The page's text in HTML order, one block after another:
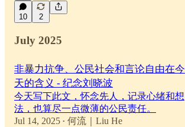
10 2
July 2025
非暴力抗争、公民社会和言论自由在今
天的含义 - 纪念刘晓波
今天写下此文，怀念先人，记录心绪和想
法，也算尽一点微薄的公民责任。
Jul 14, 2025 • 何流｜Liu He